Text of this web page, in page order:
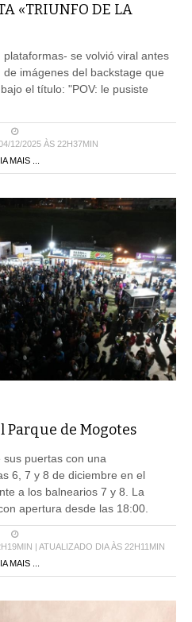
«TRIUNFO DE LA
se volvió viral antes
imágenes del backstage que
el título: "POV: le pusiste
12/2025 ÀS 22H37MIN
MAIS ...
Parque de Mogotes
puertas con una
6, 7 y 8 de diciembre en el
a los balnearios 7 y 8. La
apertura desde las 18:00.
| ATUALIZADO DIA ÀS 22H11MIN
MAIS ...